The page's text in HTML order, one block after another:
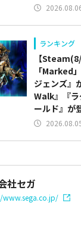
ランキング
【
「Marked
ジェンズ
Walk』『ラ
ールド』が
社セガ